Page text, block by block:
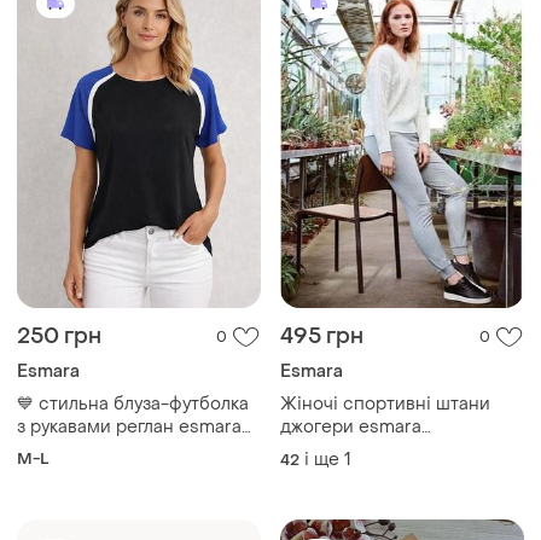
250 грн 0
Esmara
💙 стильна блуза-футболка
з рукавами реглан esmara
by heidi klum – ідеальний
M-L
495 грн 0
Esmara
Жіночі спортивні штани
джогери esmara
(німеччина), сірі меланж.
42 і ще 1